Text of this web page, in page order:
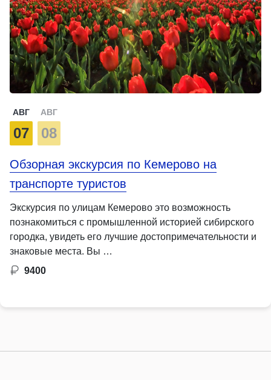
АВГ
07
АВГ
08
Обзорная экскурсия по Кемерово на
транспорте туристов
Экскурсия по улицам Кемерово это возможность
познакомиться с промышленной историей сибирского
городка, увидеть его лучшие достопримечательности и
знаковые места. Вы …
9400